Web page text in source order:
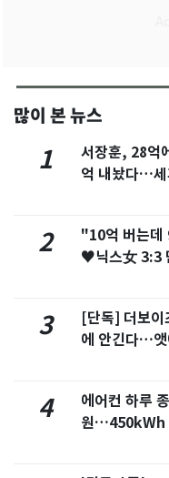
많이 본 뉴스
1
서장훈, 28억
억 내놨다…
2
"10억 버는
♥닉스女 3:3
3
[단독] 더보이
에 안긴다…앳
4
에어컨 하루
원…450kWh